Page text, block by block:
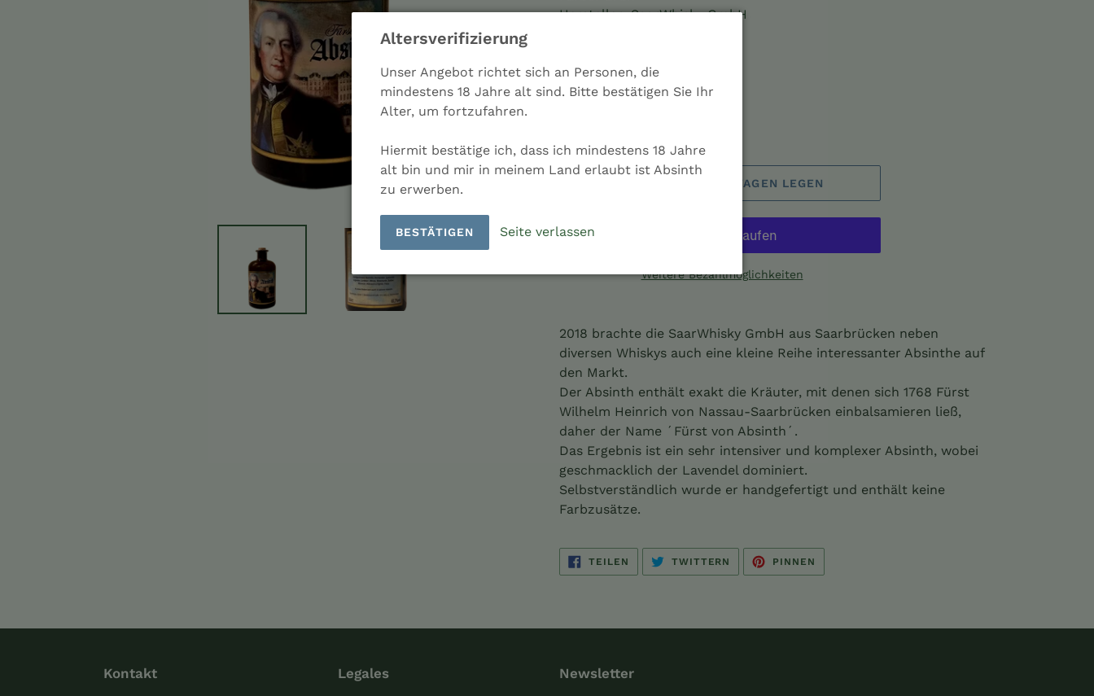
Altersverifizierung
Unser Angebot richtet sich an Personen, die
mindestens 18 Jahre alt sind. Bitte bestätigen Sie Ihr
Alter, um fortzufahren.
Hiermit bestätige ich, dass ich mindestens 18 Jahre
alt bin und mir in meinem Land erlaubt ist Absinth
zu erwerben.
BESTÄTIGEN Seite verlassen
Hersteller: SaarWhisky GmbH
Menge
IN DEN EINKAUFSWAGEN LEGEN
Weitere Bezahlmöglichkeiten
wird
zum
Warenkorb
hinzugefügt
2018 brachte die SaarWhisky GmbH aus Saarbrücken neben
diversen Whiskys auch eine kleine Reihe interessanter Absinthe auf
den Markt.
Der Absinth enthält exakt die Kräuter, mit denen sich 1768 Fürst
Wilhelm Heinrich von Nassau-Saarbrücken einbalsamieren ließ,
daher der Name ´Fürst von Absinth´.
Das Ergebnis ist ein sehr intensiver und komplexer Absinth, wobei
geschmacklich der Lavendel dominiert.
Selbstverständlich wurde er handgefertigt und enthält keine
Farbzusätze.
TEILEN
FACEBOOK
TEILEN
TWITTERN
TWITTER
TWITTERN
PINNEN
PINNEN
Kontakt Legales Newsletter